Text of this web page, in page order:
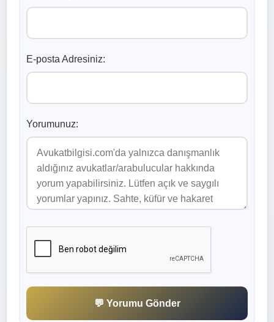
E-posta Adresiniz:
Yorumunuz:
💬 Yorumu Gönder